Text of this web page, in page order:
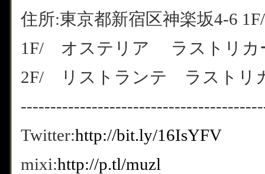
住所:東京都新宿区神楽坂4-6
1F/ オステリア ラストリ
2F/ リストランテ ラスト
Twitter:http://bit.ly/16IsYFV
mixi:http://p.tl/muzl